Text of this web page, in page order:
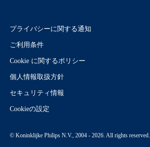
プライバシーに関する通知
ご利用条件
Cookie に関するポリシー
個人情報取扱方針
セキュリティ情報
Cookieの設定
© Koninklijke Philips N.V., 2004 - 2026. All rights reserved.